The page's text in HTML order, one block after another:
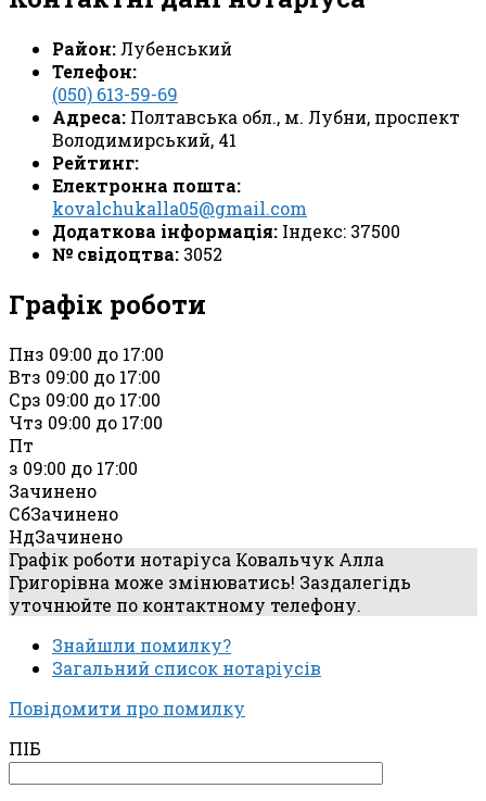
Район: Лубенський
Телефон:
(050) 613-59-69
Адреса: Полтавська обл., м. Лубни, проспект
Володимирський, 41
Рейтинг:
Електронна пошта:
kovalchukalla05@gmail.com
Додаткова інформація: Індекс: 37500
№ свідоцтва: 3052
Графік роботи
Пнз 09:00 до 17:00
Втз 09:00 до 17:00
Срз 09:00 до 17:00
Чтз 09:00 до 17:00
Пт
з 09:00 до 17:00
Зачинено
СбЗачинено
НдЗачинено
Графік роботи нотаріуса Ковальчук Алла
Григорівна може змінюватись! Заздалегідь
уточнюйте по контактному телефону.
Знайшли помилку?
Загальний список нотаріусів
Повідомити про помилку
ПІБ